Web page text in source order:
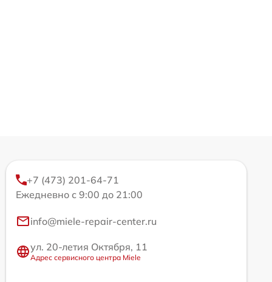
+7 (473) 201-64-71
Ежедневно с 9:00 до 21:00
info@miele-repair-center.ru
ул. 20-летия Октября, 11
Адрес сервисного центра Miele